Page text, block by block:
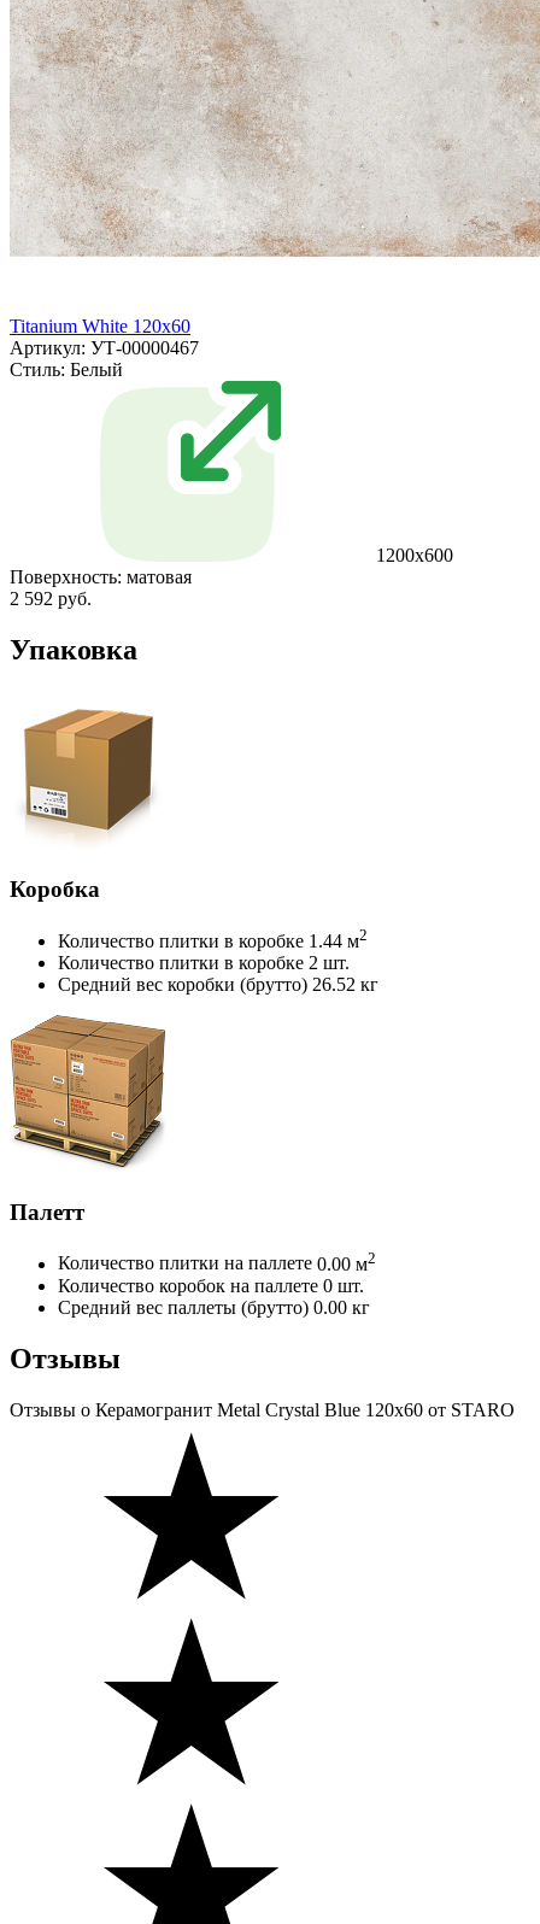
Titanium White 120x60
Артикул: УТ-00000467
Стиль: Белый
1200х600
Поверхность: матовая
2 592 руб.
Упаковка
Коробка
Количество плитки в коробке 1.44 м2
Количество плитки в коробке 2 шт.
Средний вес коробки (брутто) 26.52 кг
Палетт
Количество плитки на паллете 0.00 м2
Количество коробок на паллете 0 шт.
Средний вес паллеты (брутто) 0.00 кг
Отзывы
Отзывы о Керамогранит Metal Crystal Blue 120x60 от STARO